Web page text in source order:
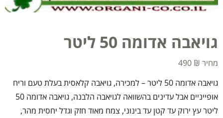
גויאבה אדומה 50 ליטר
490 ₪
גויאבה אדומה 50 ליטר – למכירה, גויאבה קלאסית בעלת טעם וריח
אופייניים אבל עדינים בהשוואה לגויאבה הלבנה, גויאבה אדומה 50
ליטר עץ ירוק עד קטן עד בינוני, צמח מאוד חזק וגדל יחסית מהר,